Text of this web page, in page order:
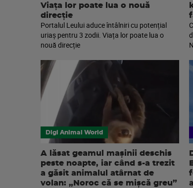
Viața lor poate lua o nouă
direcție
Portalul Leului aduce întâlniri cu potențial
uriaș pentru 3 zodii. Viața lor poate lua o
nouă direcție
Digi Animal World
A lăsat geamul mașinii deschis
peste noapte, iar când s-a trezit
a găsit animalul atârnat de
volan: „Noroc că se mișcă greu”